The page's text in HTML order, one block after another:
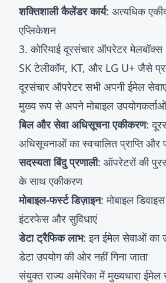
शक्तिशाली कैलेंडर कार्य: अत्यधिक
एप्लिकेशन
3. कोरियाई दूरसंचार ऑपरेटर मेलबॉक्स
SK टेलीकॉम, KT, और LG U+ जैसे
दूरसंचार ऑपरेटर सभी अपनी ईमेल
मुख्य रूप से अपने मोबाइल
बिल और सेवा अधिसूचना एकीकरण:
अधिसूचनाओं का स्वचालित प्राप्ति और
सदस्यता बिंदु प्रणाली: ऑपरेटरों की
के साथ एकीकरण
मोबाइल-फर्स्ट डिज़ाइन: मोबाइल
इंटरफेस और सुविधाएं
डेटा ट्रैफिक लाभ: इन ईमेल सेवाओं का
डेटा उपयोग की ओर नहीं गिना जाता
संयुक्त राज्य अमेरिका में मुख्यधारा ईमेल